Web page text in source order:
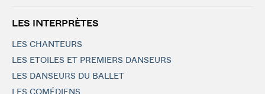
LES INTERPRÈTES
LES CHANTEURS
LES ETOILES ET PREMIERS DANSEURS
LES DANSEURS DU BALLET
LES COMÉDIENS